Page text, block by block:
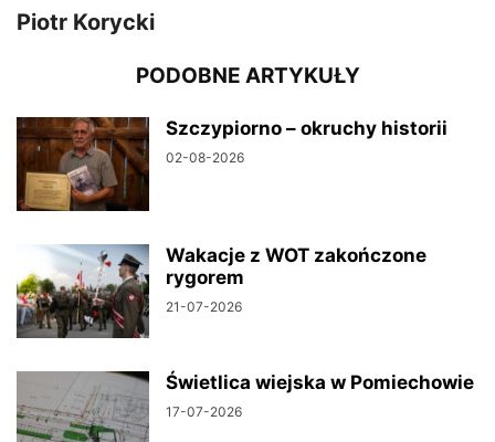
Piotr Korycki
PODOBNE ARTYKUŁY
Szczypiorno – okruchy historii
02-08-2026
Wakacje z WOT zakończone
rygorem
21-07-2026
Świetlica wiejska w Pomiechowie
17-07-2026